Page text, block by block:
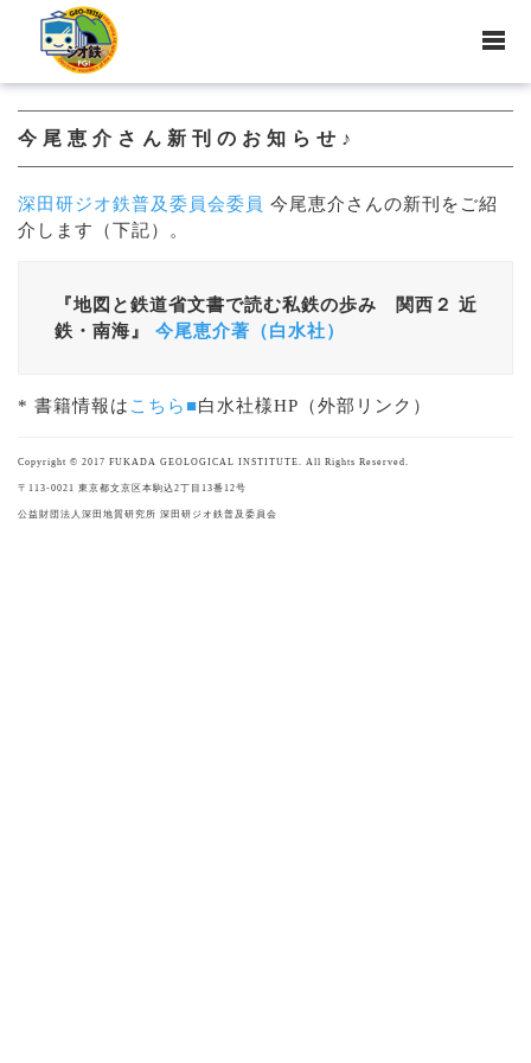
今尾恵介さん新刊のお知らせ♪
深田研ジオ鉄普及委員会委員 今尾恵介さんの新刊をご紹
介します（下記）。
『地図と鉄道省文書で読む私鉄の歩み
関西２ 近
鉄・南海』
今尾恵介著（白水社）
* 書籍情報は こちら■白水社様HP（外部リンク）
Copyright © 2017 FUKADA GEOLOGICAL INSTITUTE. All Rights Reserved.
〒113-0021 東京都文京区本駒込2丁目13番12号
公益財団法人深田地質研究所 深田研ジオ鉄普及委員会